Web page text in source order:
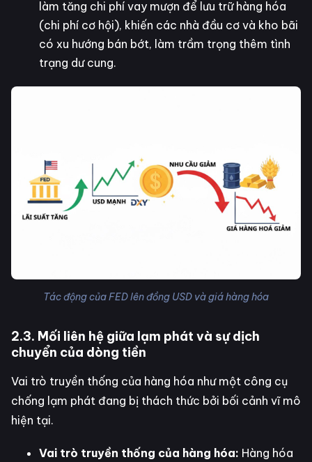
làm tăng chi phí vay mượn để lưu trữ hàng hóa
(chi phí cơ hội), khiến các nhà đầu cơ và kho bãi
có xu hướng bán bớt, làm trầm trọng thêm tình
trạng dư cung.
Tác động của FED lên đồng USD và giá hàng hóa
2.3. Mối liên hệ giữa lạm phát và sự dịch
chuyển của dòng tiền
Vai trò truyền thống của hàng hóa như một công cụ
chống lạm phát đang bị thách thức bởi bối cảnh vĩ mô
hiện tại.
Vai trò truyền thống của hàng hóa: Hàng hóa